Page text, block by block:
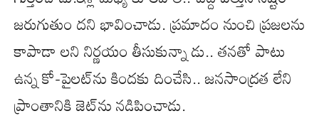
జరుగుతుం దని భావించాడు. ప్రమాదం నుంచి ప్రజలను
కాపాడా లని నిర్ణయం తీసుకున్నా డు.. తనతో పాటు
ఉన్న కో-పైలట్‌ను కిందకు దించేసి.. జనసాంద్రత లేని
ప్రాంతానికి జెట్‌ను నడిపించాడు.